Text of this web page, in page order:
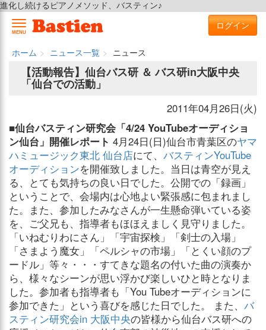
進化し続けるピアノメソッド、バスティン♪
MENU
ログイン
ホーム ニュース一覧
ニュース
【活動報告】仙台バス研 ＆ バス研in大阪中央
「仙台での活動」
2011年04月26日(火)
■仙台バスティン研究会「4/24 YouTubeオーディショ
ン仙台」開催レポート 4月24日(日)仙台市青葉区のヤマ
ハミュージック東北 仙台店にて、 バスティンYouTube
オーディションを開催致しました。当日は青空が見え
る、とても気持ちの良い日でした。公開での「録画」
ということで、会場内は心地よい緊張感に包まれまし
た。また、参加したみなさんが一生懸命弾いている姿
を、ご父兄も、指導者もほほえましく見守りました。
「いねむりわにさん」「宇宙探検」「剣士の入場」
「さまよう魔女」「ペルシャの市場」「とくい顔のプ
ードル」等々・・・すてきな題名の付いた曲の演奏か
ら、様々なシーンが思い浮かび楽しいひと時となりま
した。参加者も指導者も「You Tubeオーディションに
参加できた」という喜びを感じた日でした。 また、 バ
スティン研究会in 大阪中央の皆様から仙台バス研への